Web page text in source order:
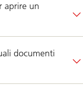
aprire un
documenti